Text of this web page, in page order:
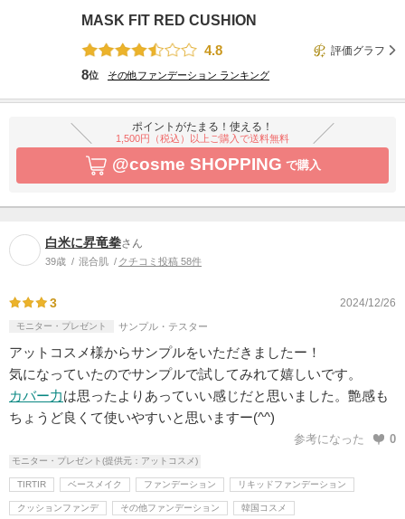
MASK FIT RED CUSHION
4.8
評価グラフ
8位 その他ファンデーション ランキング
ポイントがたまる！使える！
1,500円（税込）以上ご購入で送料無料
@cosme SHOPPING で購入
白米に昇竜拳さん
39歳 混合肌 クチコミ投稿 58件
3 2024/12/26
モニター・プレゼント サンプル・テスター
アットコスメ様からサンプルをいただきましたー！
気になっていたのでサンプルで試してみれて嬉しいです。
カバー力は思ったよりあっていい感じだと思いました。艶感も
ちょうど良くて使いやすいと思いますー(^^)
参考になった 0
モニター・プレゼント(提供元：アットコスメ)
TIRTIR ベースメイク ファンデーション リキッドファンデーション
クッションファンデ その他ファンデーション 韓国コスメ